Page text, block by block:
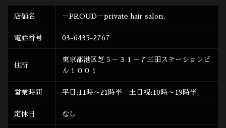
店舗名 －PROUD－private hair salon.
電話番号 03-6435-2767
住所
東京都港区芝５－３１－７三田ステーションビ
ル１００１
営業時間 平日:11時～21時半 土日祝:10時～19時半
定休日 なし